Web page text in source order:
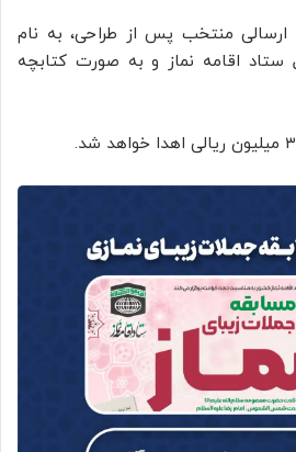
منتخب پس از طراحی، به نام
اقامه نماز و به صورت کتابچه